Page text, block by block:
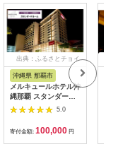
出典：ふるさとチョイ
沖縄県 那覇市
メルキュールホテル沖
縄那覇 スタンダード
ルーム（1泊朝食付き
ペア宿泊券） ★特典
スパークリングワイン
１本★
5.0
寄付金額: 100,000 円